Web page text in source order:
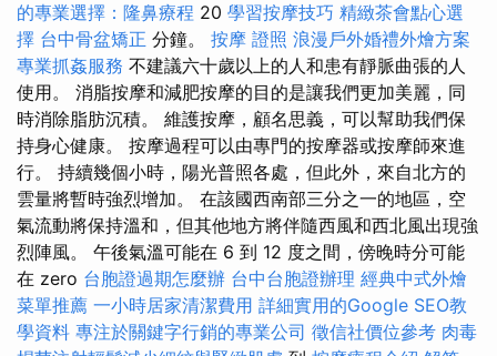
的專業選擇：隆鼻療程 20 學習按摩技巧 精緻茶會點心選
擇 台中骨盆矯正 分鐘。 按摩 證照 浪漫戶外婚禮外燴方案
專業抓姦服務 不建議六十歲以上的人和患有靜脈曲張的人
使用。 消脂按摩和減肥按摩的目的是讓我們更加美麗，同
時消除脂肪沉積。 維護按摩，顧名思義，可以幫助我們保
持身心健康。 按摩過程可以由專門的按摩器或按摩師來進
行。 持續幾個小時，陽光普照各處，但此外，來自北方的
雲量將暫時強烈增加。 在該國西南部三分之一的地區，空
氣流動將保持溫和，但其他地方將伴隨西風和西北風出現強
烈陣風。 午後氣溫可能在 6 到 12 度之間，傍晚時分可能
在 zero 台胞證過期怎麼辦 台中台胞證辦理 經典中式外燴
菜單推薦 一小時居家清潔費用 詳細實用的Google SEO教
學資料 專注於關鍵字行銷的專業公司 徵信社價位參考 肉毒